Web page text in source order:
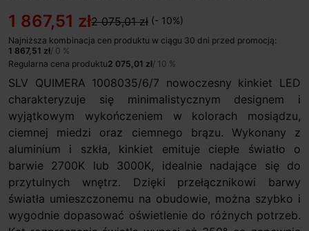
1 867,51 zł2 075,01 zł (- 10%)
Najniższa kombinacja cen produktu w ciągu 30 dni przed promocją:
1 867,51 zł/ 0 %
Regularna cena produktu2 075,01 zł/ 10 %
SLV QUIMERA 1008035/6/7 nowoczesny kinkiet LED
charakteryzuje się minimalistycznym designem i
wyjątkowym wykończeniem w kolorach mosiądzu,
ciemnej miedzi oraz ciemnego brązu. Wykonany z
aluminium i szkła, kinkiet emituje ciepłe światło o
barwie 2700K lub 3000K, idealnie nadające się do
przytulnych wnętrz. Dzięki przełącznikowi barwy
światła umieszczonemu na obudowie, można szybko i
wygodnie dopasować oświetlenie do różnych potrzeb.